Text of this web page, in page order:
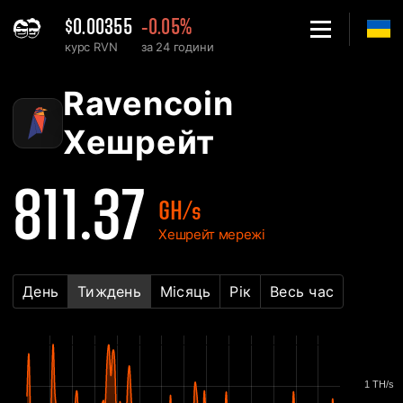
$0.00355
курс RVN
-0.05%
за 24 години
Ravencoin
Хешрейт
811.37GH/s
Хешрейт мережі
День Тиждень Місяць Рік Весь час
1 TH/s